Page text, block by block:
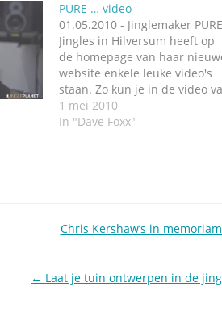
PURE … video
01.05.2010 - Jinglemaker PURE
Jingles in Hilversum heeft op
de homepage van haar
website enkele leuke video's
staan. Zo kun je in de video
Orange Panther (een music
effects serie) Z100 producer en
1 mei 2010
In "Dave Foxx"
Chris Kershaw’s in
← Laat je tuin ontwerpen in de